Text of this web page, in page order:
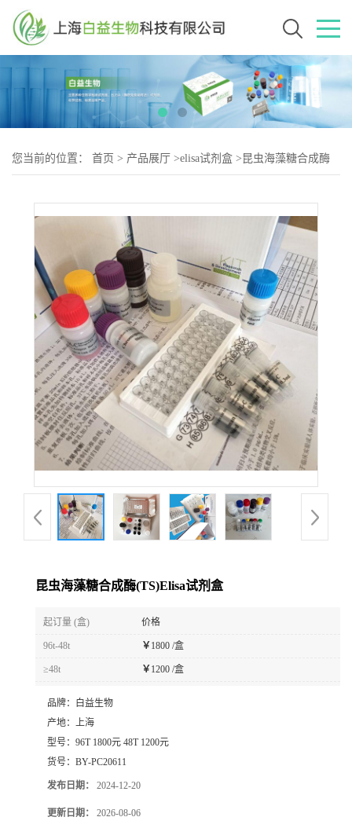
您当前的位置： 首页 > 产品展厅 >elisa试剂盒 > 昆虫海藻糖合成酶
昆虫海藻糖合成酶(TS)Elisa试剂盒
起订量 (盒) 价格
96t-48t ￥ 1800 /盒
≥48t ￥ 1200 /盒
品牌：
白益生物
产地： 上海
型号： 96T 1800元 48T 1200元
货号： BY-PC20611
发布日期： 2024-12-20
更新日期： 2026-08-06